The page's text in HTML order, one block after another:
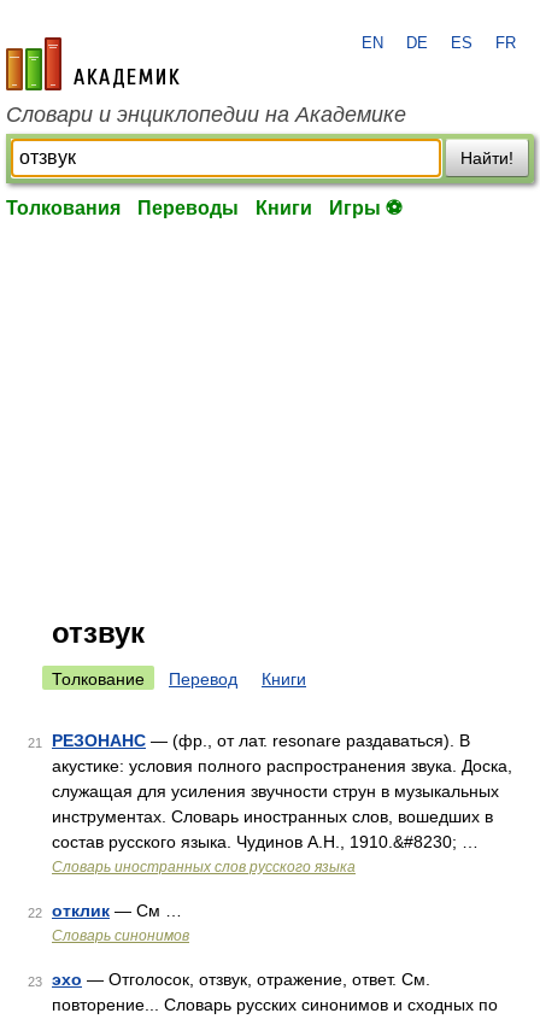
academic.ru
EN DE ES FR
Словари и энциклопедии на Академике
Найти!
Толкования Переводы Книги Игры ⚽
отзвук
Толкование Перевод Книги
21 РЕЗОНАНС — (фр., от лат. resonare раздаваться). В
акустике: условия полного распространения звука. Доска,
служащая для усиления звучности струн в музыкальных
инструментах. Словарь иностранных слов, вошедших в
состав русского языка. Чудинов А.Н., 1910.&#8230; …
Словарь иностранных слов русского языка
22 отклик — См …
Словарь синонимов
23 эхо — Отголосок, отзвук, отражение, ответ. См.
повторение... Словарь русских синонимов и сходных по